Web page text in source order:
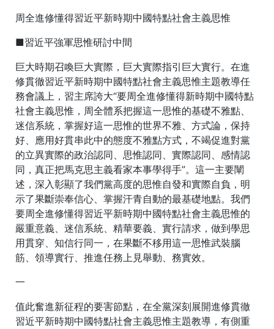
周全進修懂得習近平新時期中國特點社會主義思惟
■習近平強軍思惟研討中間
巨大時期召喚巨大實際，巨大實際指引巨大實行。在進
修貫徹習近平新時期中國特點社會主義思惟主題教導任
務會議上，習主席誇大“要周全進修懂得新時期中國特點
社會主義思惟，周全體系把握這一思惟的基礎不雅點、
迷信系統，掌握好這一思惟的世界不雅、方式論，保持
好、應用好貫串此中的態度不雅點方式，不竭促進對黨
的立異實際的政治認同、思惟認同、實際認同、感情認
同，真正把馬克思主義看家本事學得手”。這一主要闡
述，深入彰顯了我們黨高度的思惟自發和實際自負，明
示了果斷崇奉信心、掌握汗青自動的最基礎地點。我們
要周全進修懂得習近平新時期中國特點社會主義思惟的
嚴重意義、迷信系統、精華要義、實行請求，做到學思
用貫穿、知信行同一，在果斷不移用這一思惟武裝腦
筋、領導實行、推進任務上見舉動、務實效。
一
值此奮進新征程的要害節點，在全黨深刻展開進修貫徹
習近平新時期中國特點社會主義思惟主題教導，有側重